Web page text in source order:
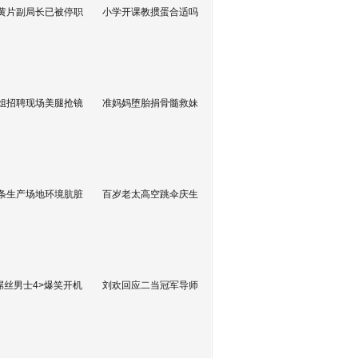
片副局长已被停职 小学开课教掼蛋合适吗
招聘现场美腿抢镜 准妈妈堕胎捐骨髓救妹
生产场地环境肮脏 百岁老太高空跳伞庆生
丝男士4>爆笑开机 刘欢回应二当冠军导师